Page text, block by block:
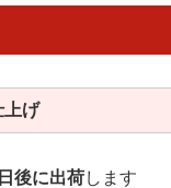
上げ
後に出荷します